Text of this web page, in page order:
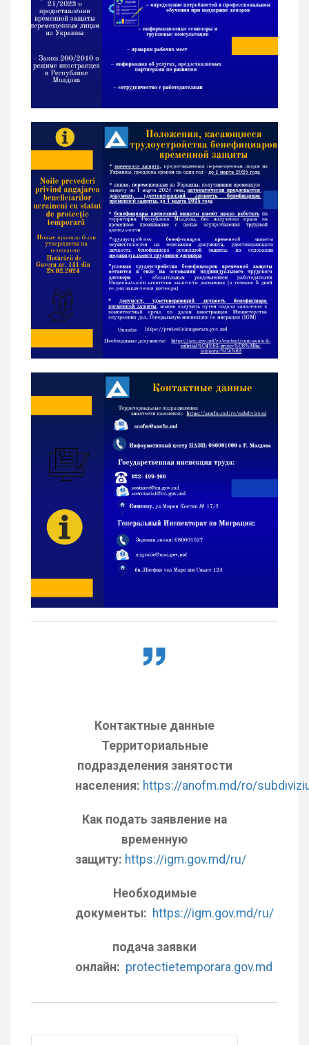
Контактные данные
Территориальные
подразделения занятости
населения: https://anofm.md/ro/
Как подать заявление на
временную
защиту: https://igm.gov.md/ru/
Необходимые
документы: https://igm.gov.md/ru/
подача заявки
онлайн: protectietemporara.gov.md